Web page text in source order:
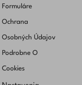
Formuláre
Ochrana
Osobných Údajov
Podrobne O
Cookies